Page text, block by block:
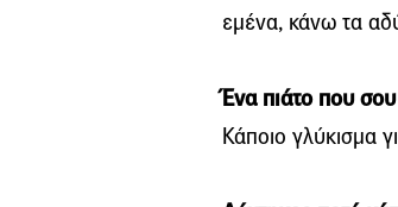
εμένα, κάνω τα
Ένα πιάτο που
Κάποιο γλύκισμα